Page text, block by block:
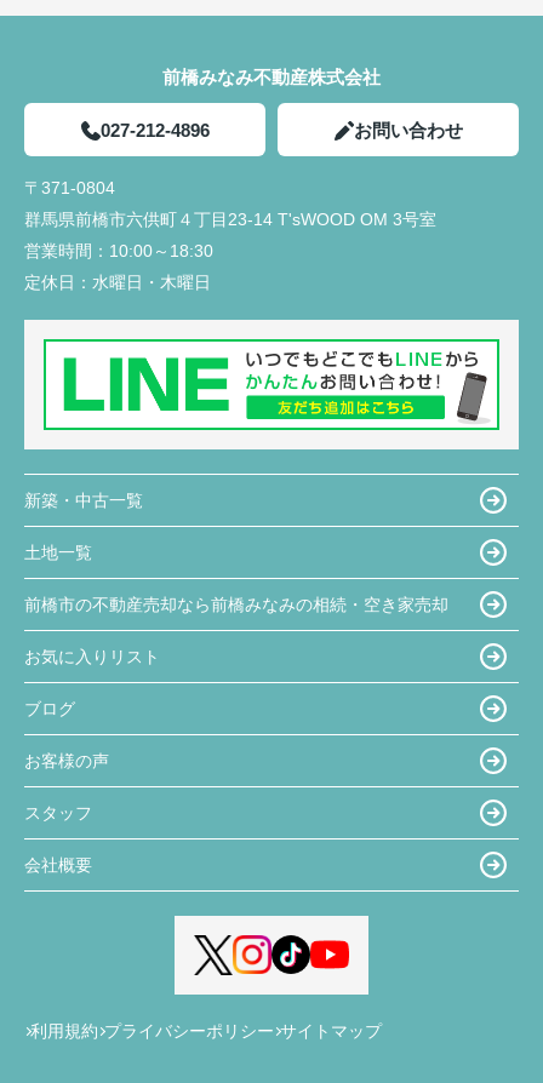
前橋みなみ不動産株式会社
027-212-4896 お問い合わせ
〒371-0804
群馬県前橋市六供町４丁目23‐14 T'sWOOD OM 3号室
営業時間： 10:00～18:30
定休日： 水曜日・木曜日
新築・中古一覧
土地一覧
前橋市の不動産売却なら前橋みなみの相続・空き家売却
お気に入りリスト
ブログ
お客様の声
スタッフ
会社概要
利用規約 プライバシーポリシー サイトマップ